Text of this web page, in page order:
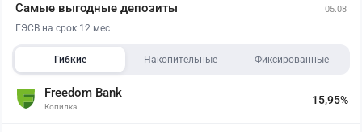
Самые выгодные депозиты 05.08
ГЭСВ на срок 12 мес
Гибкие Накопительные Фиксированные
Freedom Bank
Копилка
15,95%